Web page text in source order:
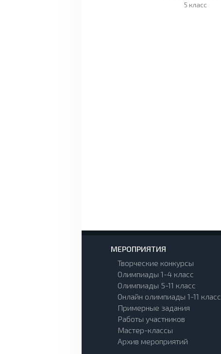
5 класс
МЕРОПРИЯТИЯ
Творческие конкурсы
Олимпиады 1-4 класс
Олимпиады 5-11 класс
Онлайн олимпиады 1-11 класс
Примерные задания
Работы участников
Мастер-классы
Архив мероприятий